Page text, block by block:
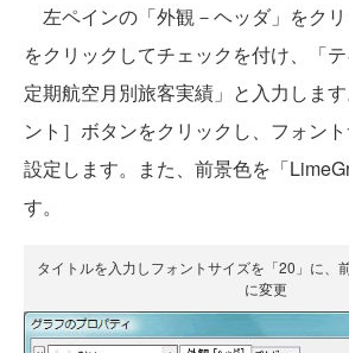
左ペインの「外観－ヘッダ」をクリ
をクリックしてチェックを付け、「
定期航空月別旅客実績」と入力しま
ント］ボタンをクリックし、フォン
設定します。また、前景色を「
す。
タイトルを入力しフォントサイズを「20」に、
に変更